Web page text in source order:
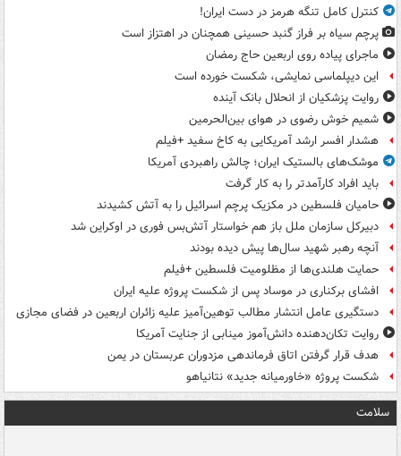
کنترل کامل تنگه هرمز در دست ایران!
پرچم سیاه بر فراز گنبد حسینی همچنان در اهتزاز است
ماجرای پیاده روی اربعین حاج رمضان
این دیپلماسی نمایشی، شکست خورده است
روایت پزشکیان از انحلال بانک آینده
شمیم خوش رضوی در هوای بین‌الحرمین
هشدار افسر ارشد آمریکایی به کاخ سفید +فیلم
موشک‌های بالستیک ایران؛ چالش راهبردی آمریکا
باید افراد کارآمدتر را به کار گرفت
حامیان فلسطین در مکزیک پرچم اسرائیل را به آتش کشیدند
دبیرکل سازمان ملل باز هم خواستار آتش‌بس فوری در اوکراین شد
آنچه رهبر شهید سال‌ها پیش دیده بودند
حمایت هلندی‌ها از مظلومیت فلسطین +فیلم
افشای برکناری در موساد پس از شکست پروژه علیه ایران
دستگیری عامل انتشار مطالب توهین‌آمیز علیه زائران اربعین در فضای مجازی
روایت تکان‌دهنده دانش‌آموز مینابی از جنایت آمریکا
هدف قرار گرفتن اتاق‌ فرماندهی مزدوران عربستان در یمن
شکست پروژه «خاورمیانه جدید» نتانیاهو
سلامت